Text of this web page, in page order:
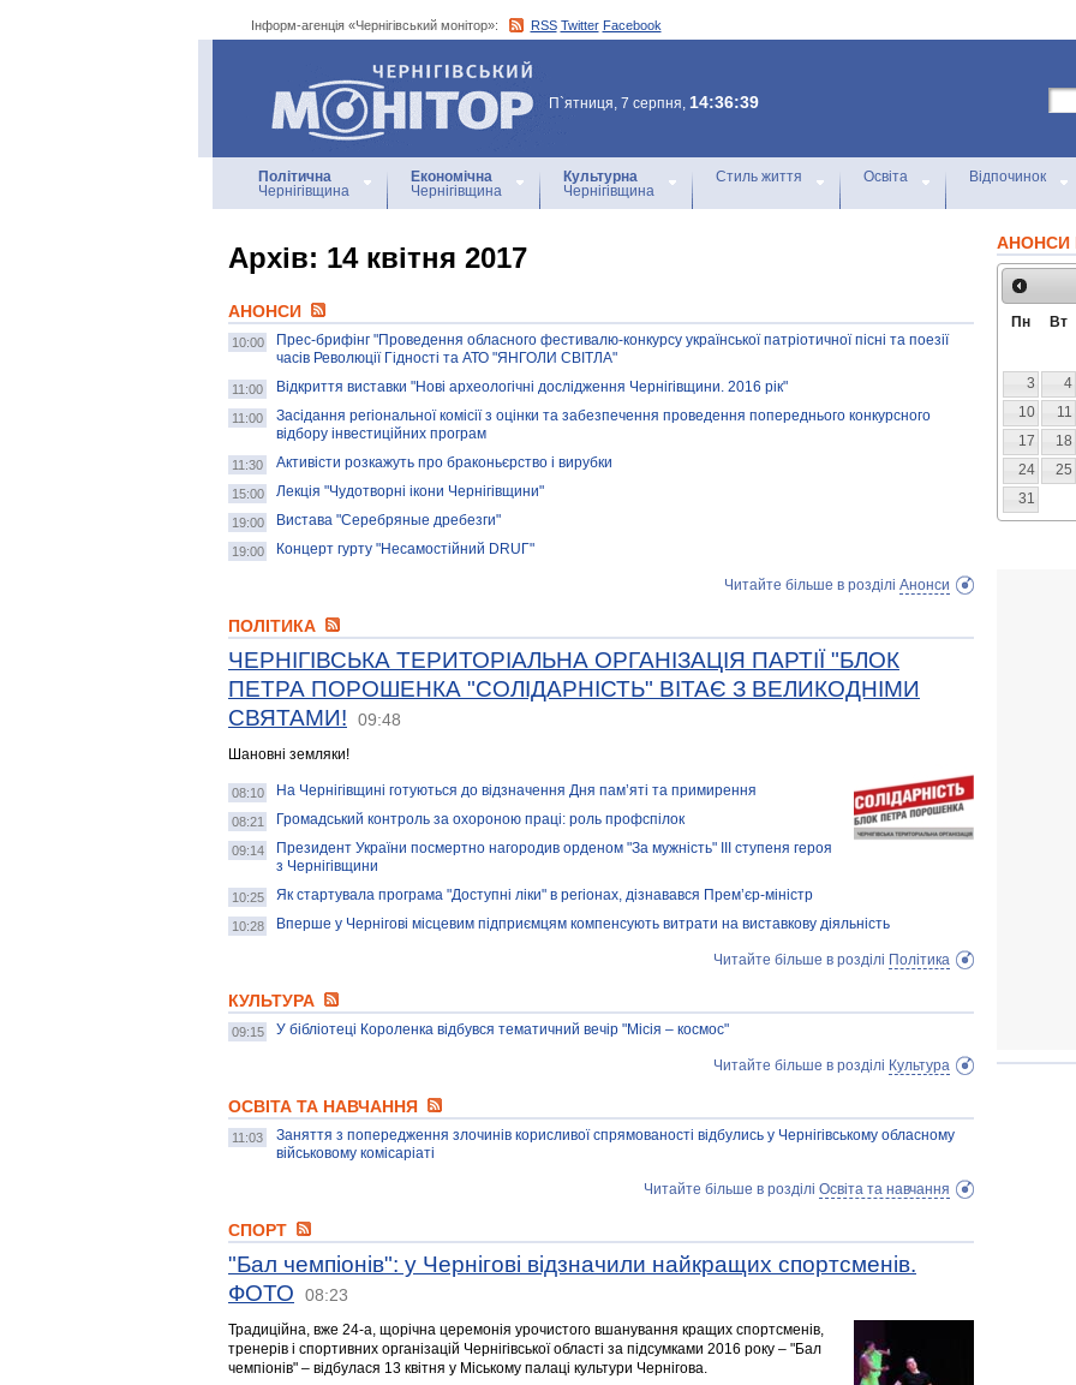
Інформ-агенція «Чернігівський монітор»: RSS Twitter Facebook
Інформ-агенція
«Чернігівський монітор»
П`ятниця, 7 серпня, 14:36:39
Політична
Чернігівщина
Економічна
Чернігівщина
Культурна
Чернігівщина
Стиль життя Освіта Відпочинок
Архiв: 14 квітня 2017
АНОНСИ
10:00
Прес-брифінг "Проведення обласного фестивалю-конкурсу української патріотичної пісні та поезії
часів Революції Гідності та АТО "ЯНГОЛИ СВІТЛА"
11:00 Відкриття виставки "Нові археологічні дослідження Чернігівщини. 2016 рік"
11:00
Засідання регіональної комісії з оцінки та забезпечення проведення попереднього конкурсного
відбору інвестиційних програм
11:30 Активісти розкажуть про браконьєрство і вирубки
15:00 Лекція "Чудотворні ікони Чернігівщини"
19:00 Вистава "Серебряные дребезги"
19:00 Концерт гурту "Несамостійний DRUГ"
Читайте більше в розділі Анонси
ПОЛІТИКА
ЧЕРНІГІВСЬКА ТЕРИТОРІАЛЬНА ОРГАНІЗАЦІЯ ПАРТІЇ "БЛОК
ПЕТРА ПОРОШЕНКА "СОЛІДАРНІСТЬ" ВІТАЄ З ВЕЛИКОДНІМИ
СВЯТАМИ!
09:48
Шановні земляки!
08:10 На Чернігівщині готуються до відзначення Дня пам’яті та примирення
08:21 Громадський контроль за охороною праці: роль профспілок
09:14
Президент України посмертно нагородив орденом "За мужність" ІІІ ступеня героя
з Чернігівщини
10:25 Як стартувала програма "Доступні ліки" в регіонах, дізнавався Прем’єр-міністр
10:28 Вперше у Чернігові місцевим підприємцям компенсують витрати на виставкову діяльність
Читайте більше в розділі Політика
КУЛЬТУРА
09:15 У бібліотеці Короленка відбувся тематичний вечір "Місія – космос"
Читайте більше в розділі Культура
ОСВІТА ТА НАВЧАННЯ
11:03
Заняття з попередження злочинів корисливої спрямованості відбулись у Чернігівському обласному
військовому комісаріаті
Читайте більше в розділі Освіта та навчання
СПОРТ
"Бал чемпіонів": у Чернігові відзначили найкращих спортсменів.
ФОТО
08:23
Традиційна, вже 24-а, щорічна церемонія урочистого вшанування кращих спортсменів,
тренерів і спортивних організацій Чернігівської області за підсумками 2016 року – "Бал
чемпіонів" – відбулася 13 квітня у Міському палаці культури Чернігова.
АНОНСИ
Пн Вт
3
4
10
11
17
18
24
25
31